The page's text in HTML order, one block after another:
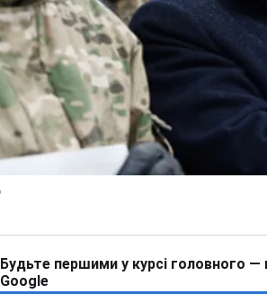
Будьте першими у курсі головного —
Google